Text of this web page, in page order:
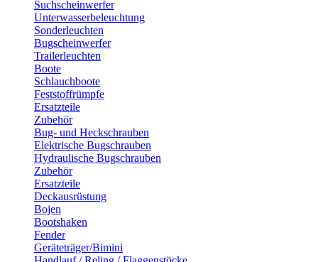
Suchscheinwerfer
Unterwasserbeleuchtung
Sonderleuchten
Bugscheinwerfer
Trailerleuchten
Boote
Schlauchboote
Feststoffrümpfe
Ersatzteile
Zubehör
Bug- und Heckschrauben
Elektrische Bugschrauben
Hydraulische Bugschrauben
Zubehör
Ersatzteile
Deckausrüstung
Bojen
Bootshaken
Fender
Geräteträger/Bimini